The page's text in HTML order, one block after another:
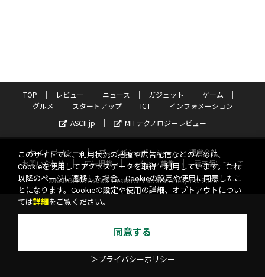
TOP レビュー ニュース ガジェット
ゲーム
グルメ
スタートアップ ICT
インフォメーション
ASCII.jp
MITテクノロジーレビュー
サイトポリシー プライバシーポリシー
運営会社
お問い合わせ
広告掲載 スタッフ募集
電子版について
©KADOKAWA ASCII Research Laboratories, Inc. 2026
このサイトでは、利用状況の把握や広告配信などのために、
Cookieを使用してアクセスデータを取得・利用しています。これ
以降のページに遷移した場合、Cookieの設定や使用に同意したこ
とになります。Cookieの設定や使用の詳細、オプトアウトについ
ては詳細 をご覧ください。
同意する
＞プライバシーポリシー